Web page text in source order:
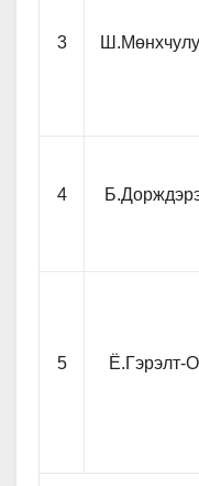
3
4
5 Ё.Гэрэлт-